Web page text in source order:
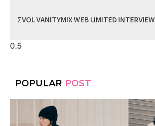
ΣVOL VANITYMIX WEB LIMITED INTERVIEW
POPULAR POST